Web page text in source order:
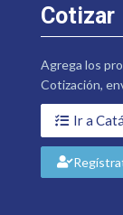
Cotizar
Agrega los
Cotización,
Ir a